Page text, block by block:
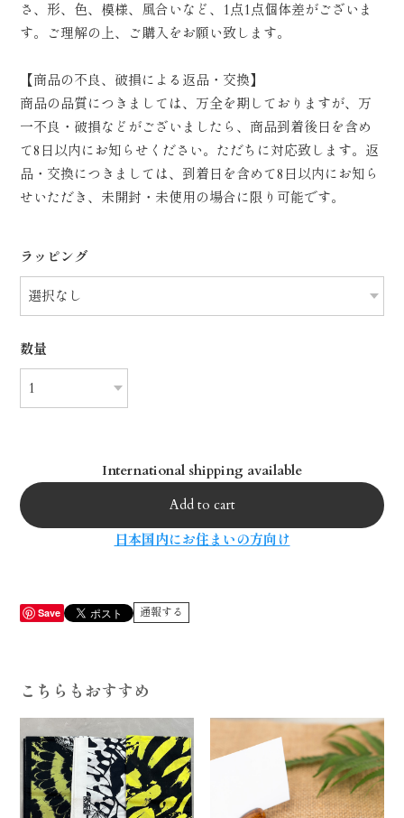
さ、形、色、模様、風合いなど、1点1点個体差がございま
す。ご理解の上、ご購入をお願い致します。
【商品の不良、破損による返品・交換】
商品の品質につきましては、万全を期しておりますが、万
一不良・破損などがございましたら、商品到着後日を含め
て8日以内にお知らせください。ただちに対応致します。返
品・交換につきましては、到着日を含めて8日以内にお知ら
せいただき、未開封・未使用の場合に限り可能です。
ラッピング
数量
International shipping available
Add to cart
日本国内にお住まいの方向け
Save 通報する
こちらもおすすめ